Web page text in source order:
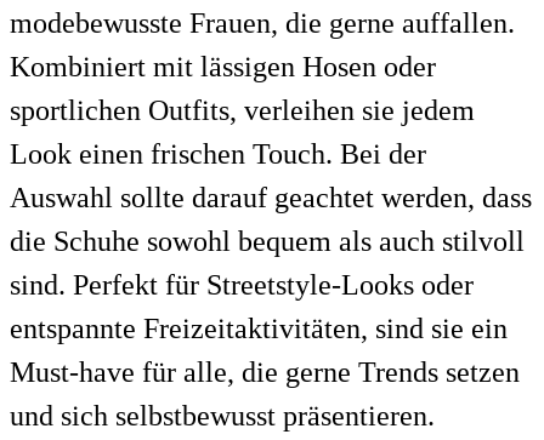
modebewusste Frauen, die gerne auffallen.
Kombiniert mit lässigen Hosen oder
sportlichen Outfits, verleihen sie jedem
Look einen frischen Touch. Bei der
Auswahl sollte darauf geachtet werden, dass
die Schuhe sowohl bequem als auch stilvoll
sind. Perfekt für Streetstyle-Looks oder
entspannte Freizeitaktivitäten, sind sie ein
Must-have für alle, die gerne Trends setzen
und sich selbstbewusst präsentieren.